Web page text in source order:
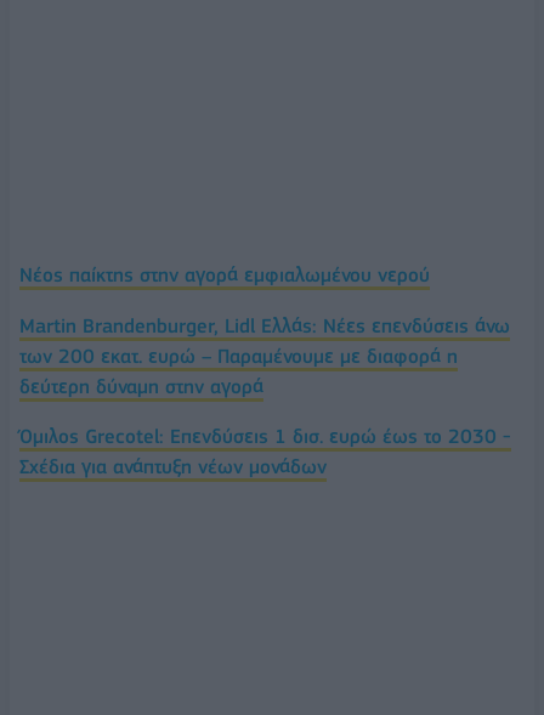
Νέος παίκτης στην αγορά εμφιαλωμένου νερού
Martin Brandenburger, Lidl Ελλάς: Νέες επενδύσεις άνω
των 200 εκατ. ευρώ – Παραμένουμε με διαφορά η
δεύτερη δύναμη στην αγορά
Όμιλος Grecotel: Επενδύσεις 1 δισ. ευρώ έως το 2030 -
Σχέδια για ανάπτυξη νέων µονάδων